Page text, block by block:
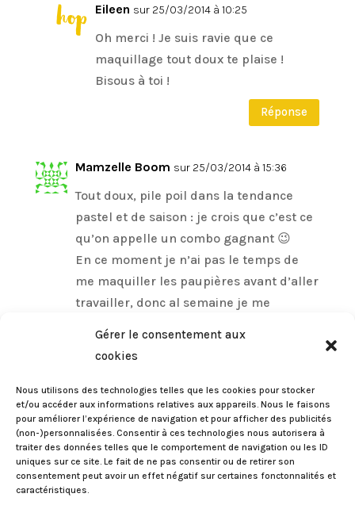
Gérer le consentement aux
cookies
Nous utilisons des technologies telles que les cookies pour stocker
et/ou accéder aux informations relatives aux appareils. Nous le faisons
pour améliorer l’expérience de navigation et pour afficher des publicités
(non-)personnalisées. Consentir à ces technologies nous autorisera à
traiter des données telles que le comportement de navigation ou les ID
uniques sur ce site. Le fait de ne pas consentir ou de retirer son
consentement peut avoir un effet négatif sur certaines fonctonnalités et
caractéristiques.
Eileen sur 25/03/2014 à 10:25
Oh merci ! Je suis ravie que ce
maquillage tout doux te plaise !
Bisous à toi !
Réponse
Mamzelle Boom sur 25/03/2014 à 15:36
Tout doux, pile poil dans la tendance
pastel et de saison : je crois que c’est ce
qu’on appelle un combo gagnant 😉
En ce moment je n’ai pas le temps de
me maquiller les paupières avant d’aller
travailler, donc al semaine je me
rattrape toute le frustration accumulée
pendant la semaine et je me lâche sur la
couleur. (Tout dans les extrêmes moi ?
Nooonnn ! Du tout ;)) Du coup mes
pastels prennent bien sagement la
poussière pour le moment 😉